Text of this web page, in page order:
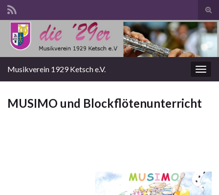
Search for:
Musikverein 1929 Ketsch e.V.
MUSIMO und Blockflötenunterricht